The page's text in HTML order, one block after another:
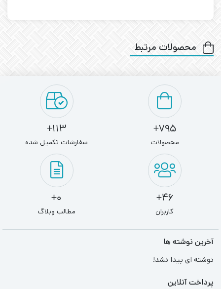
محصولات مرتبط
795+
محصولات
113+
سفارشات تکمیل شده
46+
کاربران
0+
مطالب وبلاگ
آخرین نوشته ها
نوشته ای پیدا نشد!
پرداخت آنلاین